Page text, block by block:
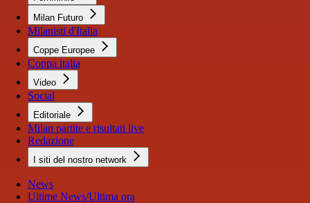
Milan Futuro
Milanisti d'Italia
Coppe Europee
Coppa italia
Video
Social
Editoriale
Milan partite e risultati live
Redazione
I siti del nostro network
News
Ultime News/Ultima ora